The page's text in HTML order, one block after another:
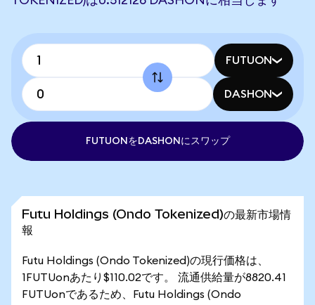
FUTUON
DASHON
FUTUONをDASHONにスワップ
Futu Holdings (Ondo Tokenized)の最新市場情
報
Futu Holdings (Ondo Tokenized)の現行価格は、
1FUTUonあたり$110.02です。 流通供給量が8820.41
FUTUonであるため、Futu Holdings (Ondo